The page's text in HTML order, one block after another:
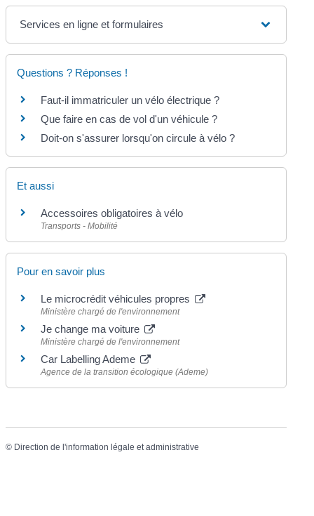
Services en ligne et formulaires
Questions ? Réponses !
Faut-il immatriculer un vélo électrique ?
Que faire en cas de vol d'un véhicule ?
Doit-on s'assurer lorsqu'on circule à vélo ?
Et aussi
Accessoires obligatoires à vélo
Transports - Mobilité
Pour en savoir plus
Le microcrédit véhicules propres
Ministère chargé de l'environnement
Je change ma voiture
Ministère chargé de l'environnement
Car Labelling Ademe
Agence de la transition écologique (Ademe)
© Direction de l'information légale et administrative